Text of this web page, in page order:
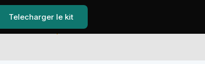
Telecharger le kit